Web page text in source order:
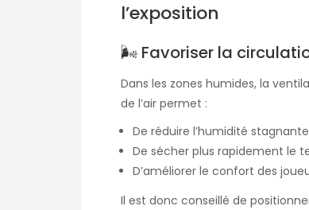
l’exposition
🌬 Favoriser la
Dans les zones humides, la
de l’air permet :
De réduire l’humidité stagnante
De sécher plus rapidement le
D’améliorer le confort des
Il est donc conseillé de